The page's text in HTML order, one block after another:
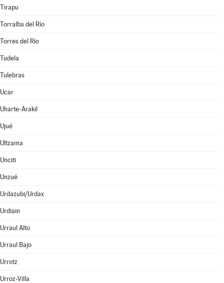
Tirapu
Torralba del Río
Torres del Río
Tudela
Tulebras
Ucar
Uharte-Arakil
Ujué
Ultzama
Unciti
Unzué
Urdazubi/Urdax
Urdiain
Urraul Alto
Urraul Bajo
Urrotz
Urroz-Villa